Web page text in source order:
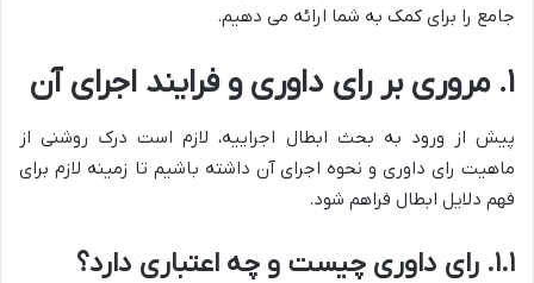
جامع را برای کمک به شما ارائه می دهیم.
۱. مروری بر رای داوری و فرایند اجرای آن
پیش از ورود به بحث ابطال اجراییه، لازم است درک روشنی از
ماهیت رای داوری و نحوه اجرای آن داشته باشیم تا زمینه لازم برای
فهم دلایل ابطال فراهم شود.
۱.۱. رای داوری چیست و چه اعتباری دارد؟